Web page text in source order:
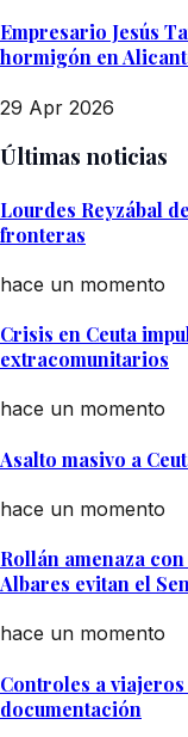
Empresario Jesús
hormigón en
29 Apr 2026
Últimas noticias
Lourdes Reyzábal
fronteras
hace un momento
Crisis en Ceuta
extracomunitarios
hace un momento
Asalto masivo a
hace un momento
Rollán amenaza
Albares evitan el
hace un momento
Controles a viajeros
documentación